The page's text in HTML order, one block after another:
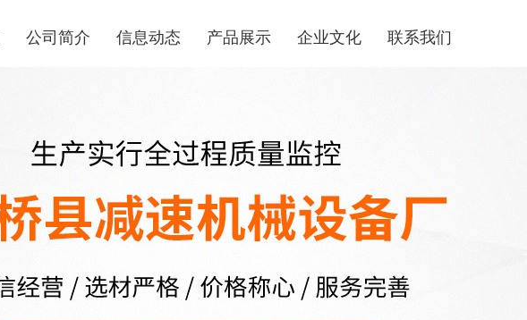
公司简介 信息动态 产品展示 企业文化 联系我们